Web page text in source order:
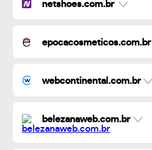
netshoes.com.br
epocacosmeticos.com.br
webcontinental.com.br
belezanaweb.com.br